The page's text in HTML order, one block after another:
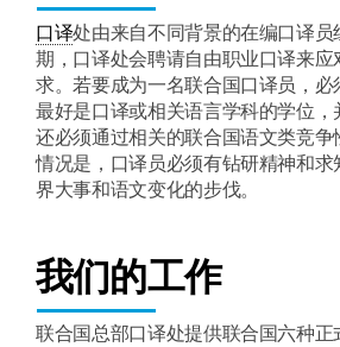
口译处由来自不同背景的在编口译员
期，口译处会聘请自由职业口译来应
求。若要成为一名联合国口译员，必
最好是口译或相关语言学科的学位，
还必须通过相关的联合国语文类竞争
情况是，口译员必须有钻研精神和
界大事和语文变化的步伐。
我们的工作
联合国总部口译处提供联合国六种正